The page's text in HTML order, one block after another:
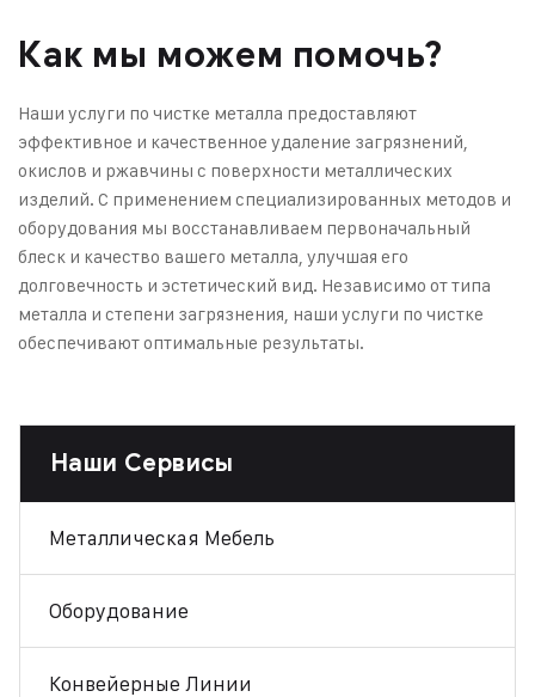
Наши Сервисы
Металлическая Мебель
Оборудование
Конвейерные Линии
Как мы можем помочь?
Наши услуги по чистке металла предоставляют
эффективное и качественное удаление загрязнений,
окислов и ржавчины с поверхности металлических
изделий. С применением специализированных методов и
оборудования мы восстанавливаем первоначальный
блеск и качество вашего металла, улучшая его
долговечность и эстетический вид. Независимо от типа
металла и степени загрязнения, наши услуги по чистке
обеспечивают оптимальные результаты.